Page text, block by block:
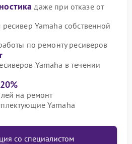
даже при отказе от
Yamaha собственной
по ремонту ресиверов
Yamaha в течении
20%
на ремонт
Yamaha
со специалистом